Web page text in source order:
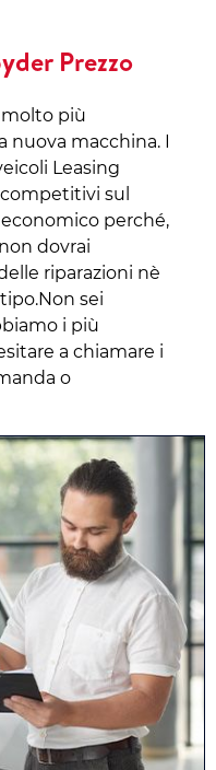
Prezzo
molto più
nuova macchina. I
Leasing
sul
perché,
dovrai
riparazioni nè
sei
i più
a chiamare i
o